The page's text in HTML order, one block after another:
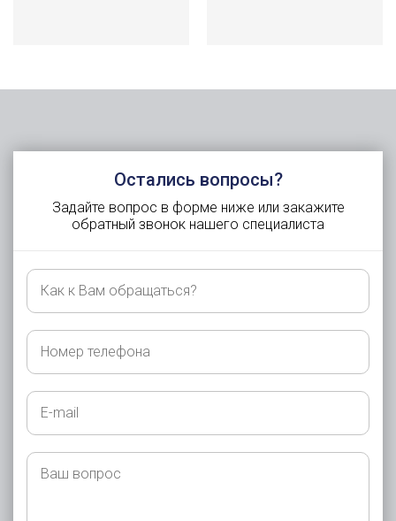
Остались вопросы?
Задайте вопрос в форме ниже или закажите
обратный звонок нашего специалиста
Как
Вам
обращаться?
Номер
телефона
E-
mail
Ваш
вопрос